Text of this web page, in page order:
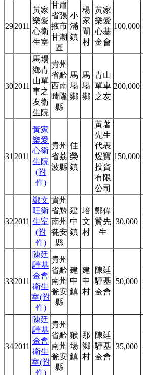
292011
黃家
樂愛
心衛
生室
甘肅
省張
掖市
甘潮
區
小
滿
鎮
楊
家
閘
村
黃家
樂愛
心基
金會
100,000
302011
馬場
鄉青
山單
車之
友衛
生院
貴州
省黔
西南
晴隆
縣
馬
場
鄉
馬
場
鄉
青山
單車
之友
200,000
312011
黃家
樂愛
心衛
生院
(附
件)
貴州
省荔
波縣
佳
榮
鎮
黃著
先生
代表
煜寶
投資
有限
公司
150,000
322011
鄭文
旺衛
生室
(附
件)
貴州
省黔
南州
瓫安
縣
建
中
鎮
培
文
村
鄭偉
贊先
生
30,000
332011
陳廷
驊基
金會
衛生
室(附
件)
貴州
省黔
南州
瓮安
縣
建
中
鎮
建
中
村
陳廷
驊基
金會
50,000
342011
陳廷
驊基
金會
衛生
室(附
件)
貴州
省黔
南州
瓮安
縣
猴
場
鎮
那
鄉
村
陳廷
驊基
金會
35,000